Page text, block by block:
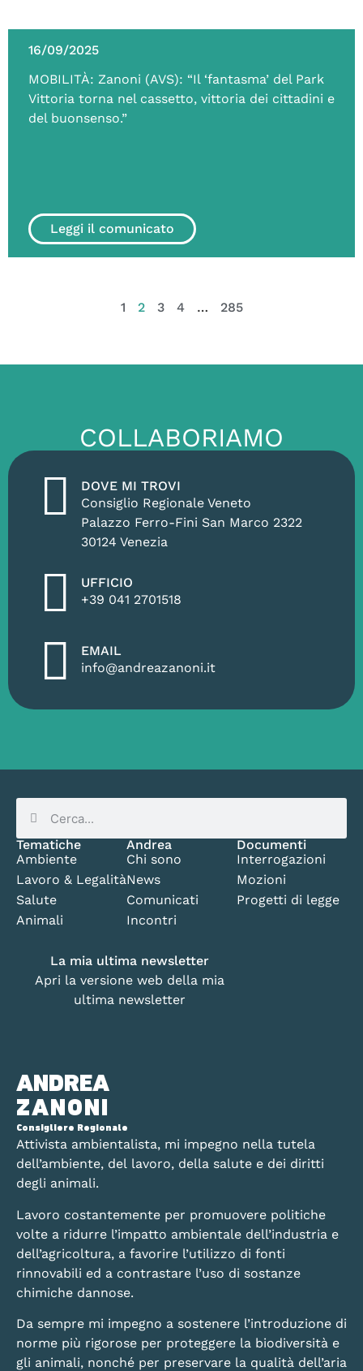
16/09/2025
MOBILITÀ: Zanoni (AVS): “Il ‘fantasma’ del Park
Vittoria torna nel cassetto, vittoria dei cittadini e
del buonsenso.”
Leggi il comunicato
1 2 3 4 … 285
COLLABORIAMO
DOVE MI TROVI
Consiglio Regionale Veneto
Palazzo Ferro-Fini San Marco 2322
30124 Venezia
UFFICIO
+39 041 2701518
EMAIL
info@andreazanoni.it
ANDREA
ZANONI
Consigliere Regionale
Attivista ambientalista, mi impegno nella tutela
dell’ambiente, del lavoro, della salute e dei diritti
degli animali.
Lavoro costantemente per promuovere politiche
volte a ridurre l’impatto ambientale dell’industria e
dell’agricoltura, a favorire l’utilizzo di fonti
rinnovabili ed a contrastare l’uso di sostanze
chimiche dannose.
Da sempre mi impegno a sostenere l’introduzione di
norme più rigorose per proteggere la biodiversità e
gli animali, nonché per preservare la qualità dell’aria
Tematiche
Ambiente
Lavoro & Legalità
Salute
Animali
Andrea
Chi sono
News
Comunicati
Incontri
Documenti
Interrogazioni
Mozioni
Progetti di legge
La mia ultima newsletter
Apri la versione web della mia
ultima newsletter